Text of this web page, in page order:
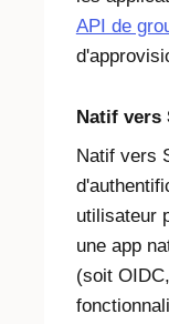
API de
Natif vers
Natif vers
utilisateur
une app
(soit